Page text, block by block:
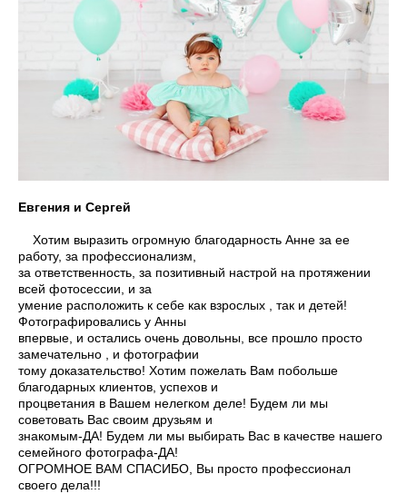
Евгения и Сергей
Хотим выразить огромную благодарность Анне за ее
работу, за профессионализм,
за ответственность, за позитивный настрой на протяжении
всей фотосессии, и за
умение расположить к себе как взрослых , так и детей!
Фотографировались у Анны
впервые, и остались очень довольны, все прошло просто
замечательно , и фотографии
тому доказательство! Хотим пожелать Вам побольше
благодарных клиентов, успехов и
процветания в Вашем нелегком деле! Будем ли мы
советовать Вас своим друзьям и
знакомым-ДА! Будем ли мы выбирать Вас в качестве нашего
семейного фотографа-ДА!
ОГРОМНОЕ ВАМ СПАСИБО, Вы просто профессионал
своего дела!!!